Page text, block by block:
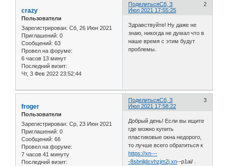
Поделиться 2
Сб, 3
Июл 2021 17:55:25
crazy
Пользователи
Зарегистрирован: Сб, 26 Июн 2021
Приглашений: 0
Сообщений: 63
Провел на форуме:
6 часов 13 минут
Последний визит:
Чт, 3 Фев 2022 23:52:44
Здравствуйте! Ну даже не
знаю, никогда не думал что в
наше время с этим будут
проблемы.
Поделиться 3
Сб, 3
Июл 2021 17:58:22
froger
Пользователи
Зарегистрирован: Ср, 23 Июн 2021
Приглашений: 0
Сообщений: 66
Провел на форуме:
7 часов 41 минуту
Последний визит:
Добрый день! Если вы ищите
где можно купить
пластиковые окна недорого,
то лучше всего обратиться к
https://xn---
-8sbnljdcvhzjm2j.xn--p1ai/ .